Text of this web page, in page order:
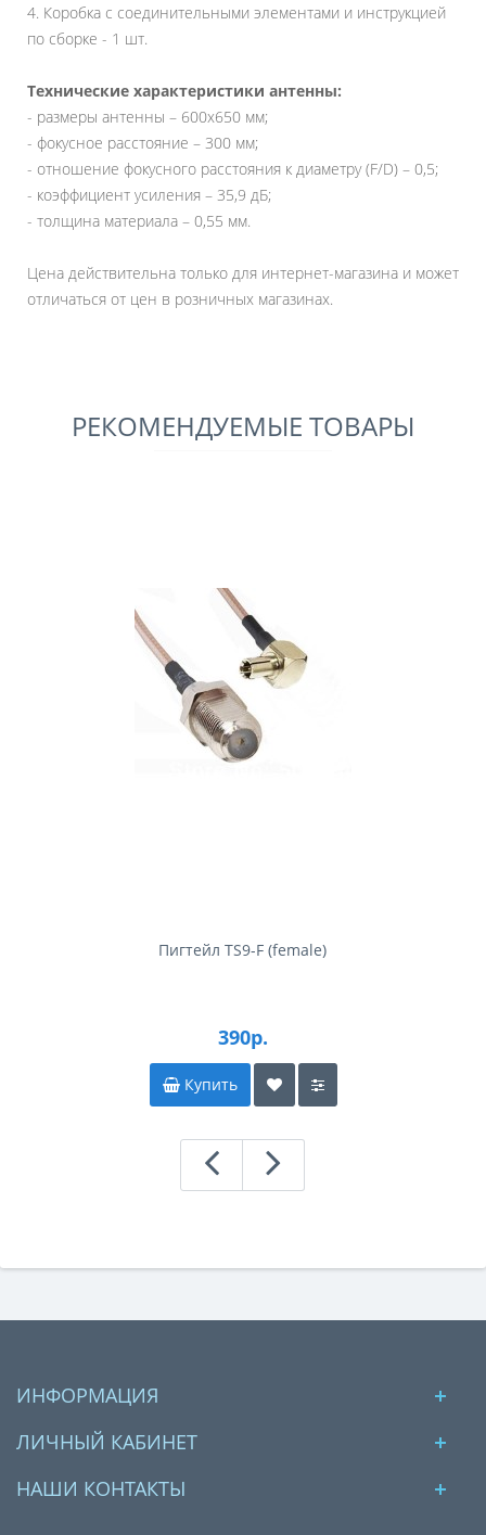
4. Коробка с соединительными элементами и инструкцией
по сборке - 1 шт.
Технические характеристики антенны:
- размеры антенны – 600x650 мм;
- фокусное расстояние – 300 мм;
- отношение фокусного расстояния к диаметру (F/D) – 0,5;
- коэффициент усиления – 35,9 дБ;
- толщина материала – 0,55 мм.
Цена действительна только для интернет-магазина и может
отличаться от цен в розничных магазинах.
РЕКОМЕНДУЕМЫЕ ТОВАРЫ
Пигтейл TS9-F (female)
390р.
Купить
ИНФОРМАЦИЯ
ЛИЧНЫЙ КАБИНЕТ
НАШИ КОНТАКТЫ